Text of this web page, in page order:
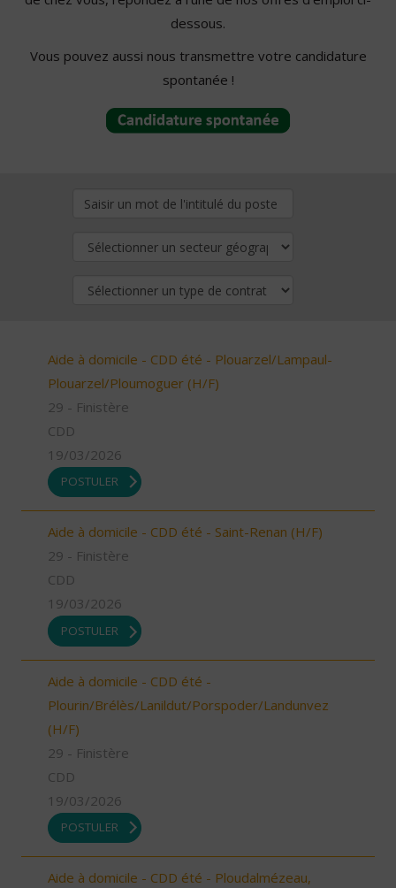
dessous.
Vous pouvez aussi nous transmettre votre candidature
spontanée !
Aide à domicile - CDD été - Plouarzel/Lampaul-
Plouarzel/Ploumoguer (H/F)
29 - Finistère
CDD
19/03/2026
POSTULER
Aide à domicile - CDD été - Saint-Renan (H/F)
29 - Finistère
CDD
19/03/2026
POSTULER
Aide à domicile - CDD été -
Plourin/Brélès/Lanildut/Porspoder/Landunvez
(H/F)
29 - Finistère
CDD
19/03/2026
POSTULER
Aide à domicile - CDD été - Ploudalmézeau,